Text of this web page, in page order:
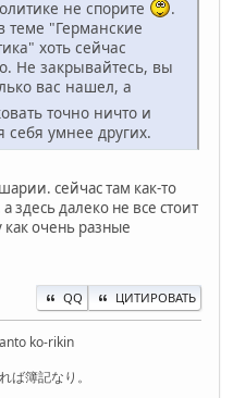
не спорите
.
теме "Германские
хоть сейчас
Не закрывайтесь, вы
вас нашел, а
точно ничто и
себя умнее других.
сейчас там как-то
здесь далеко не все стоит
очень разные
QQ ЦИТИРОВАТЬ
ko-rikin
ば簿記なり。